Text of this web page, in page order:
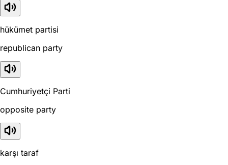
hükümet partisi
republican party
Cumhuriyetçi Parti
opposite party
karşı taraf